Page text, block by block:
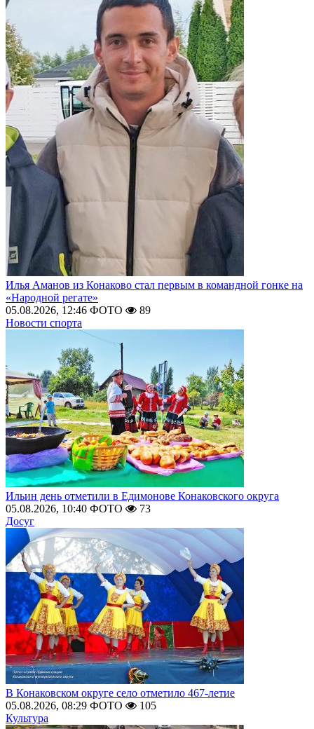
Илья Аманов из Конаково стал первым в командной гонке на
«Народной регате»
05.08.2026, 12:46 ФОТО
89
Новости спорта
Ильин день отметили в Едимонове Конаковского округа
05.08.2026, 10:40 ФОТО
73
Досуг
В Конаковском округе село отметило 467-летие
05.08.2026, 08:29 ФОТО
105
Культура